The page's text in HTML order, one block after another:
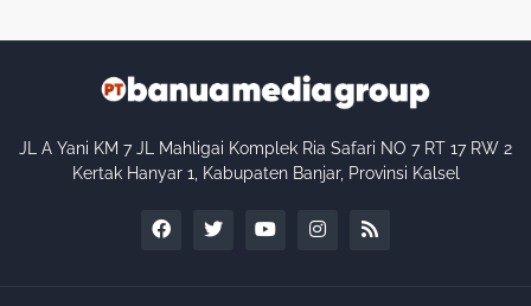
JL A Yani KM 7 JL Mahligai Komplek Ria Safari NO 7 RT 17 RW 2
Kertak Hanyar 1, Kabupaten Banjar, Provinsi Kalsel